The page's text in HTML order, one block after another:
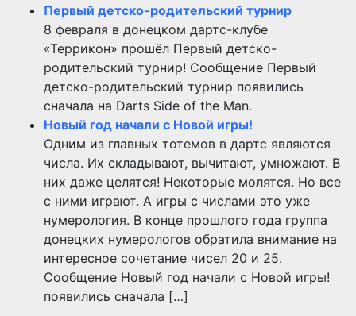
Первый детско-родительский турнир
8 февраля в донецком дартс-клубе
«Террикон» прошёл Первый детско-
родительский турнир! Сообщение Первый
детско-родительский турнир появились
сначала на Darts Side of the Man.
Новый год начали с Новой игры!
Одним из главных тотемов в дартс являются
числа. Их складывают, вычитают, умножают. В
них даже целятся! Некоторые молятся. Но все
с ними играют. А игры с числами это уже
нумерология. В конце прошлого года группа
донецких нумерологов обратила внимание на
интересное сочетание чисел 20 и 25.
Сообщение Новый год начали с Новой игры!
появились сначала […]